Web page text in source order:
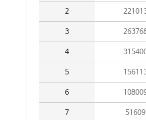
2
3
4
5
6
7 51609